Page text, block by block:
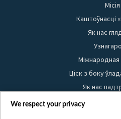
Місія
Каштоўнасці
Як нас
Міжнародная
Ціск з боку
Як нас
Правілы
We respect your privacy